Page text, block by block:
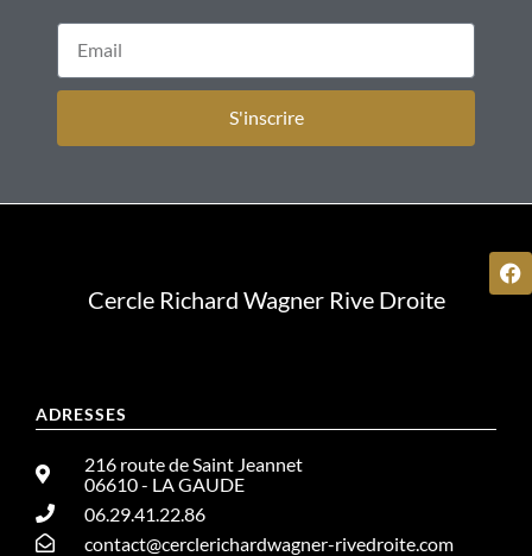
S'inscrire
ADRESSES
216 route de Saint Jeannet
06610 - LA GAUDE
06.29.41.22.86
contact@cerclerichardwagner-rivedroite.com
Cercle Richard Wagner Rive Droite